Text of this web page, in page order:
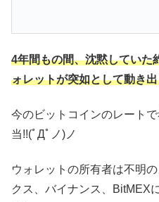
4年間もの間、沈黙していた
ォレットが突如として動き
今のビットコインのレート
当!!(ﾟДﾟノ)ノ
ウォレットの所有者は不明
クス、バイナンス、BitMEX